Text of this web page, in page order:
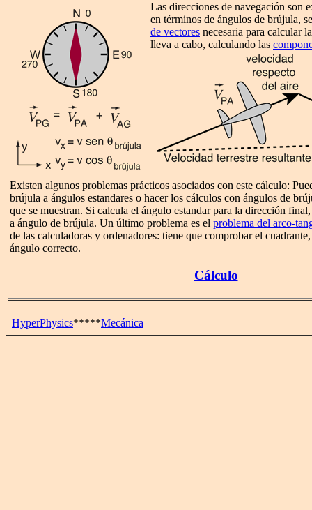
Las direcciones de navegación son
en términos de ángulos de brújula,
de vectores necesaria para calcular
lleva a cabo, calculando las
Existen algunos problemas prácticos asociados con este cálculo:
brújula a ángulos estandares o hacer los cálculos con ángulos de
que se muestran. Si calcula el ángulo estandar para la dirección
a ángulo de brújula. Un último problema es el problema del arco-
de las calculadoras y ordenadores: tiene que comprobar el
ángulo correcto.
Cálculo
HyperPhysics*****Mecánica